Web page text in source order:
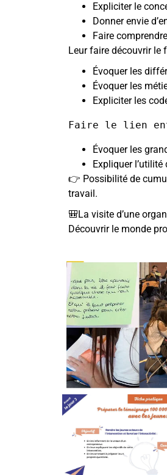
Expliciter le
Donner envie
Faire
Leur faire découvrir le
Évoquer les
Évoquer les
Expliciter les
Évoquer les
Expliquer
👉 Possibilité de
travail.
🎒La visite d’une
Découvrir le monde